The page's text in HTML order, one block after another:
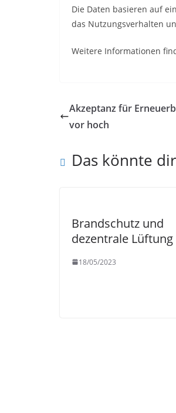
Die Daten basieren auf
das Nutzungsverhalten
Weitere Informationen
Akzeptanz für
vor hoch
Das könnte
Brandschutz und
dezentrale Lüftung
18/05/2023